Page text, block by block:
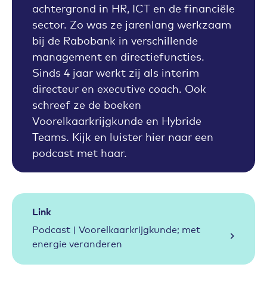
achtergrond in HR, ICT en de financiële
sector. Zo was ze jarenlang werkzaam
bij de Rabobank in verschillende
management en directiefuncties.
Sinds 4 jaar werkt zij als interim
directeur en executive coach. Ook
schreef ze de boeken
Voorelkaarkrijgkunde en Hybride
Teams. Kijk en luister hier naar een
podcast met haar.
Link
Podcast | Voorelkaarkrijgkunde; met
energie veranderen